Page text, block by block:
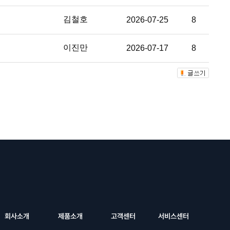
김철호 2026-07-25 8
이진만 2026-07-17 8
회사소개 제품소개 고객센터 서비스센터